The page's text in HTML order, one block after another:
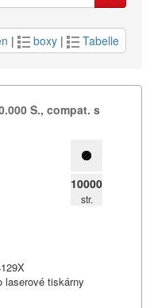
| boxy | Tabelle
S.​,​ compat.​ s
10000
str.
laserové tiskárny